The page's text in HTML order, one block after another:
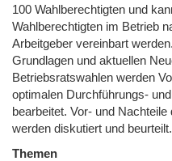
100 Wahlberechtigten und
Wahlberechtigten im Betrieb
Arbeitgeber vereinbart
Grundlagen und aktuellen
Betriebsratswahlen werden
optimalen Durchführungs-
bearbeitet. Vor- und
werden diskutiert und beurteilt.
Themen